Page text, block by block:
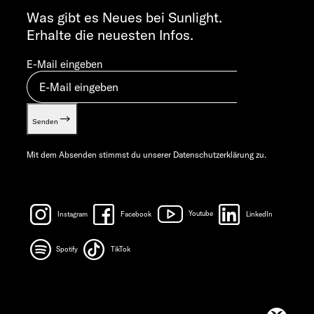
info@sunlight.de
Was gibt es Neues bei Sunlight.
Erhalte die neuesten Infos.
E-Mail eingeben
Senden
Mit dem Absenden stimmst du unserer Datenschutzerklärung zu.
Instagram Facebook Youtube LinkedIn
Spotify TikTok